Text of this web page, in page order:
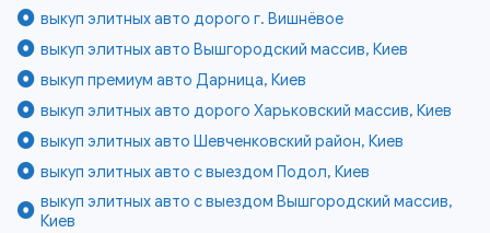
выкуп элитных авто дорого г. Вишнёвое
выкуп элитных авто Вышгородский массив, Киев
выкуп премиум авто Дарница, Киев
выкуп элитных авто дорого Харьковский массив, Киев
выкуп элитных авто Шевченковский район, Киев
выкуп элитных авто с выездом Подол, Киев
выкуп элитных авто с выездом Вышгородский массив,
Киев